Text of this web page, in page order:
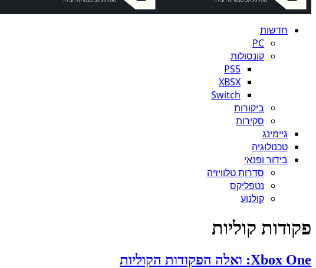
חדשות
PC
קונסולות
PS5
XBSX
Switch
ביקורות
סקירות
גיימינג
טכנולוגיה
בידור ופנאי
סדרות טלוויזיה
נטפליקס
קולנוע
פקודות קוליות
Xbox One: ואלה הפקודות הקוליות